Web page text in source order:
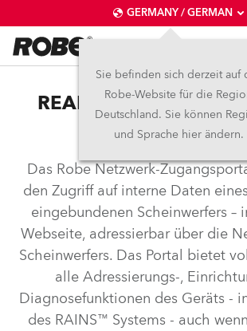
GERMANY / GERMAN
Sie befinden sich derzeit auf
Robe-Website für die
Deutschland. Sie können
und Sprache hier ändern.
REAP™ – Robe
Portal
Das Robe Netzwerk-
den Zugriff auf interne Daten
eingebundenen Scheinwerfers –
Webseite, adressierbar über die
Scheinwerfers. Das Portal bietet
alle Adressierungs-,
Diagnosefunktionen des Geräts -
des RAINS™ Systems - auch